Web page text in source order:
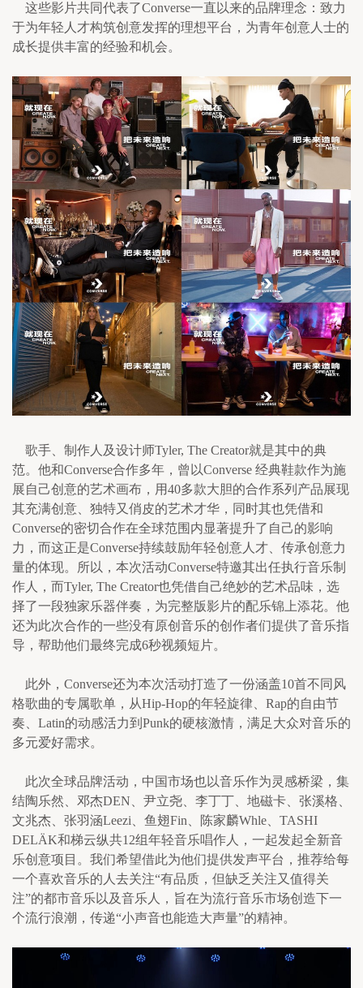
这些影片共同代表了Converse一直以来的品牌理念：致力
于为年轻人才构筑创意发挥的理想平台，为青年创意人士的
成长提供丰富的经验和机会。
歌手、制作人及设计师Tyler, The Creator就是其中的典
范。他和Converse合作多年，曾以Converse 经典鞋款作为施
展自己创意的艺术画布，用40多款大胆的合作系列产品展现
其充满创意、独特又俏皮的艺术才华，同时其也凭借和
Converse的密切合作在全球范围内显著提升了自己的影响
力，而这正是Converse持续鼓励年轻创意人才、传承创意力
量的体现。所以，本次活动Converse特邀其出任执行音乐制
作人，而Tyler, The Creator也凭借自己绝妙的艺术品味，选
择了一段独家乐器伴奏，为完整版影片的配乐锦上添花。他
还为此次合作的一些没有原创音乐的创作者们提供了音乐指
导，帮助他们最终完成6秒视频短片。
此外，Converse还为本次活动打造了一份涵盖10首不同风
格歌曲的专属歌单，从Hip-Hop的年轻旋律、Rap的自由节
奏、Latin的动感活力到Punk的硬核激情，满足大众对音乐的
多元爱好需求。
此次全球品牌活动，中国市场也以音乐作为灵感桥梁，集
结陶乐然、邓杰DEN、尹立尧、李丁丁、地磁卡、张溪格、
文兆杰、张羽涵Leezi、鱼翅Fin、陈家麟Whle、TASHI
DELÄK和梯云纵共12组年轻音乐唱作人，一起发起全新音
乐创意项目。我们希望借此为他们提供发声平台，推荐给每
一个喜欢音乐的人去关注“有品质，但缺乏关注又值得关
注”的都市音乐以及音乐人，旨在为流行音乐市场创造下一
个流行浪潮，传递“小声音也能造大声量”的精神。